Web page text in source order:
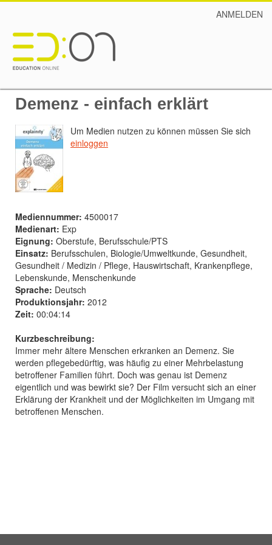
ANMELDEN
Demenz - einfach erklärt
Um Medien nutzen zu können müssen Sie sich
einloggen
Mediennummer: 4500017
Medienart: Exp
Eignung: Oberstufe, Berufsschule/PTS
Einsatz: Berufsschulen, Biologie/Umweltkunde, Gesundheit,
Gesundheit / Medizin / Pflege, Hauswirtschaft, Krankenpflege,
Lebenskunde, Menschenkunde
Sprache: Deutsch
Produktionsjahr: 2012
Zeit: 00:04:14
Kurzbeschreibung:
Immer mehr ältere Menschen erkranken an Demenz. Sie
werden pflegebedürftig, was häufig zu einer Mehrbelastung
betroffener Familien führt. Doch was genau ist Demenz
eigentlich und was bewirkt sie? Der Film versucht sich an einer
Erklärung der Krankheit und der Möglichkeiten im Umgang mit
betroffenen Menschen.